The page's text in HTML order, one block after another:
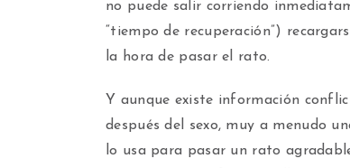
no puede salir corriendo
“tiempo de recuperación”)
la hora de pasar el rato.
Y aunque existe información
después del sexo, muy a menudo
lo usa para pasar un rato